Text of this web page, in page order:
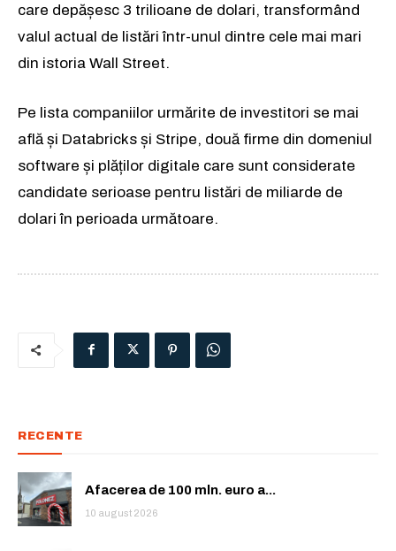
care depășesc 3 trilioane de dolari, transformând
valul actual de listări într-unul dintre cele mai mari
din istoria Wall Street.
Pe lista companiilor urmărite de investitori se mai
află și Databricks și Stripe, două firme din domeniul
software și plăților digitale care sunt considerate
candidate serioase pentru listări de miliarde de
dolari în perioada următoare.
RECENTE
Afacerea de 100 mln. euro a...
10 august 2026